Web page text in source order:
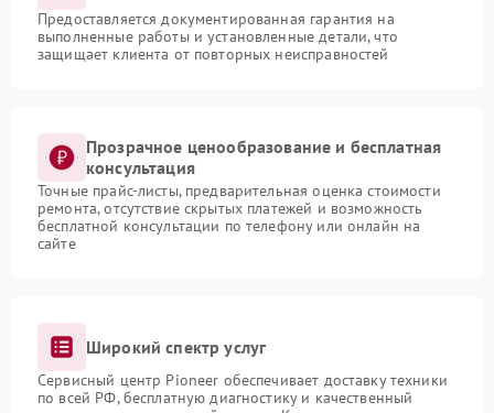
Предоставляется документированная гарантия на
выполненные работы и установленные детали, что
защищает клиента от повторных неисправностей
Прозрачное ценообразование и бесплатная
консультация
Точные прайс-листы, предварительная оценка стоимости
ремонта, отсутствие скрытых платежей и возможность
бесплатной консультации по телефону или онлайн на
сайте
Широкий спектр услуг
Сервисный центр Pioneer обеспечивает доставку техники
по всей РФ, бесплатную диагностику и качественный